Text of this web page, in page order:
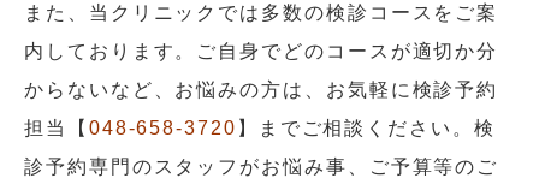
また、当クリニックでは多数の検診コースをご案
内しております。ご自身でどのコースが適切か分
からないなど、お悩みの方は、お気軽に検診予約
担当【 048-658-3720 】までご相談ください。検
診予約専門のスタッフがお悩み事、ご予算等のご